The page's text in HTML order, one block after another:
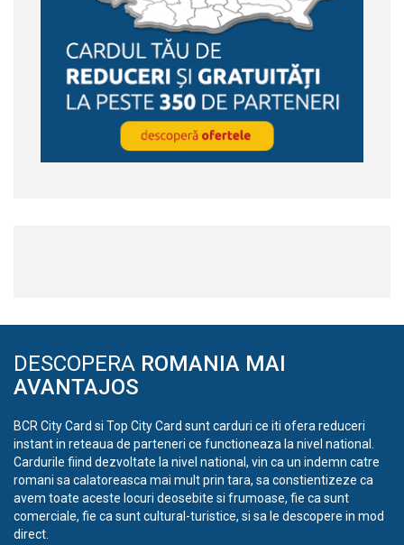
DESCOPERA ROMANIA MAI
AVANTAJOS
BCR City Card si Top City Card sunt carduri ce iti ofera reduceri
instant in reteaua de parteneri ce functioneaza la nivel national.
Cardurile fiind dezvoltate la nivel national, vin ca un indemn catre
romani sa calatoreasca mai mult prin tara, sa constientizeze ca
avem toate aceste locuri deosebite si frumoase, fie ca sunt
comerciale, fie ca sunt cultural-turistice, si sa le descopere in mod
direct.